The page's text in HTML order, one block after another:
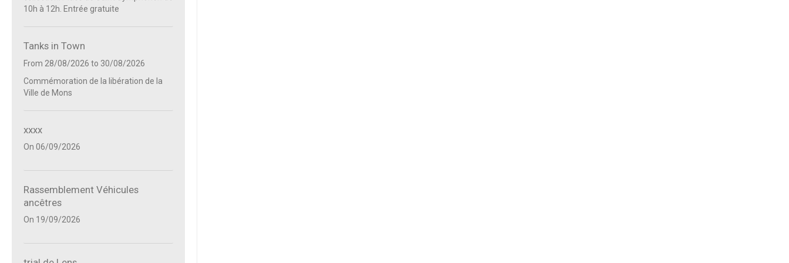
10h à 12h. Entrée gratuite
Tanks in Town
From 28/08/2026 to 30/08/2026
Commémoration de la libération de la
Ville de Mons
xxxx
On 06/09/2026
Rassemblement Véhicules
ancêtres
On 19/09/2026